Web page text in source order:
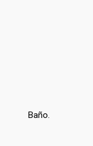
Baño.